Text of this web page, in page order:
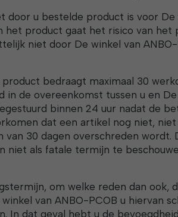
u bestelde product is voor De
het product gaat het risico van het
niet door De winkel van
bedraagt maximaal 30
in de overeenkomst tussen u en
binnen 24 uur nadat de
dat een artikel nog niet,
30 dagen overschreden wordt.
niet als fatale termijn te
om welke reden dan ook,
van ANBO-PCOB u hiervan
In dat geval hebt u de